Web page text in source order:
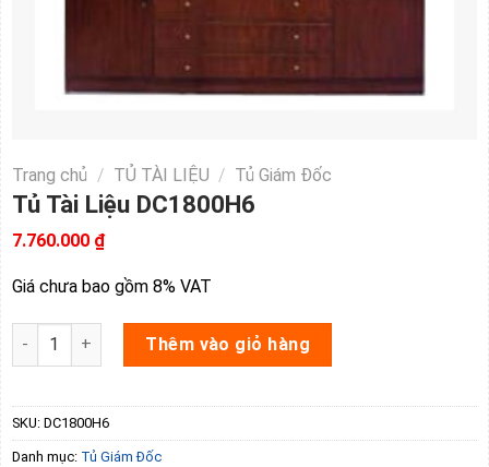
Trang chủ / TỦ TÀI LIỆU / Tủ Giám Đốc
Tủ Tài Liệu DC1800H6
7.760.000 ₫
Giá chưa bao gồm 8% VAT
Tủ Tài Liệu DC1800H6 số lượng
Thêm vào giỏ hàng
SKU: DC1800H6
Danh mục: Tủ Giám Đốc